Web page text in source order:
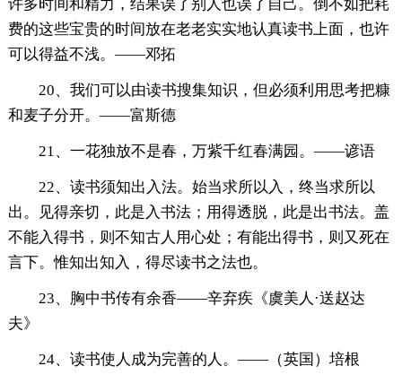
许多时间和精力，结果误了别人也误了自己。倒不如把耗
费的这些宝贵的时间放在老老实实地认真读书上面，也许
可以得益不浅。——邓拓
20、我们可以由读书搜集知识，但必须利用思考把糠
和麦子分开。——富斯德
21、一花独放不是春，万紫千红春满园。——谚语
22、读书须知出入法。始当求所以入，终当求所以
出。见得亲切，此是入书法；用得透脱，此是出书法。盖
不能入得书，则不知古人用心处；有能出得书，则又死在
言下。惟知出知入，得尽读书之法也。
23、胸中书传有余香——辛弃疾《虞美人·送赵达
夫》
24、读书使人成为完善的人。——（英国）培根